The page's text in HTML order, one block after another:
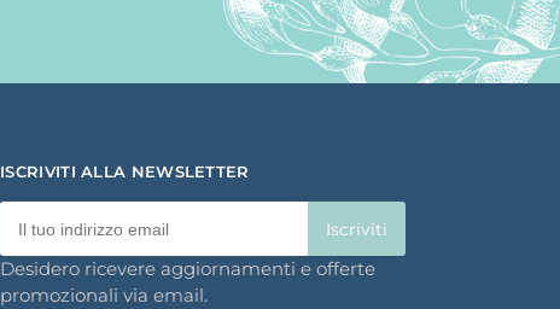
ISCRIVITI ALLA NEWSLETTER
Desidero ricevere aggiornamenti e offerte
promozionali via email.